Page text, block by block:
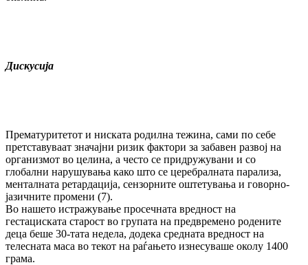
Дискусија
Прематуритетот и ниската родилна тежина, сами по себе
претставуваат значајни ризик фактори за забавен развој на
организмот во целина, а често се придружувани и со
глобални нарушувања како што се церебралната парализа,
менталната ретардација, сензорните оштетувања и говорно-
јазичните промени (7).
Во нашето истражување просечната вредност на
гестациската старост во групата на предвремено родените
деца беше 30-тата недела, додека средната вредност на
телесната маса во текот на раѓањето изнесуваше околу 1400
грама.